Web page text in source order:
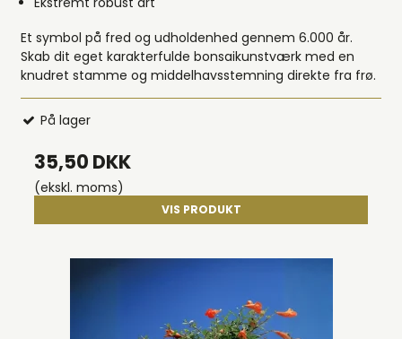
Et symbol på fred og udholdenhed gennem 6.000 år.
Skab dit eget karakterfulde bonsaikunstværk med en
knudret stamme og middelhavsstemning direkte fra frø.
På lager
35,50 DKK
(ekskl. moms)
VIS PRODUKT